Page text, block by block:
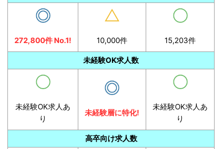
272,800件 No.1! 10,000件 15,203件
未経験OK求人数
未経験OK求人あ
り
未経験層に特化!
未経験OK求人あ
り
高卒向け求人数